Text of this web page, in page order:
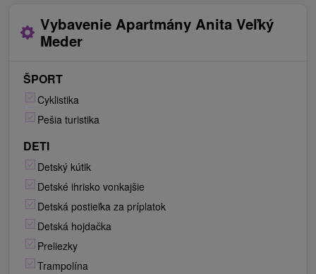
Vybavenie Apartmány Anita Veľký
Meder
ŠPORT
Cyklistika
Pešia turistika
DETI
Detský kútik
Detské ihrisko vonkajšie
Detská postieľka za príplatok
Detská hojdačka
Preliezky
Trampolína